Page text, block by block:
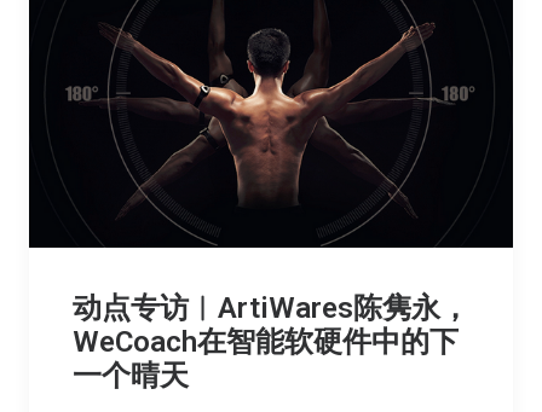
动点专访︳ArtiWares陈隽永，
WeCoach在智能软硬件中的下
一个晴天